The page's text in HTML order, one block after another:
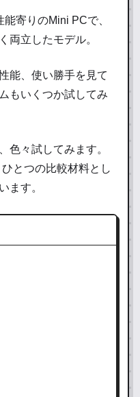
能寄りのMini PCで、
両立したモデル。
能、使い勝手を見て
もいくつか試してみ
色々試してみます。
とつの比較材料とし
ます。